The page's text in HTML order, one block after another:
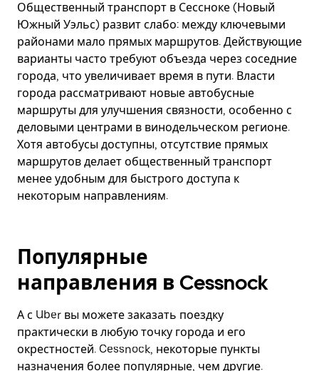
Общественный транспорт в Сессноке (Новый
Южный Уэльс) развит слабо: между ключевыми
районами мало прямых маршрутов. Действующие
варианты часто требуют объезда через соседние
города, что увеличивает время в пути. Власти
города рассматривают новые автобусные
маршруты для улучшения связности, особенно с
деловыми центрами в винодельческом регионе.
Хотя автобусы доступны, отсутствие прямых
маршрутов делает общественный транспорт
менее удобным для быстрого доступа к
некоторым направлениям.
Популярные
направления в Cessnock
А с Uber вы можете заказать поездку
практически в любую точку города и его
окрестностей. Cessnock, некоторые пункты
назначения более популярные, чем другие.